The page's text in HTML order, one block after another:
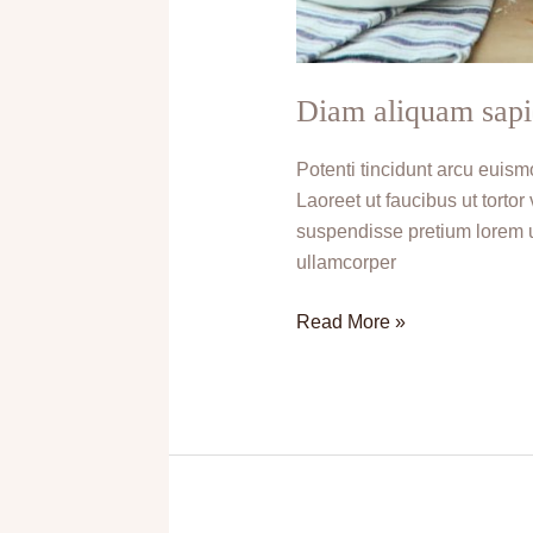
Diam aliquam
Potenti tincidunt arcu
Laoreet ut faucibus ut
suspendisse pretium lorem
ullamcorper
Read More »